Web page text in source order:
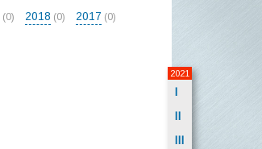
(0) 2018 (0) 2017 (0)
2021
I
II
III